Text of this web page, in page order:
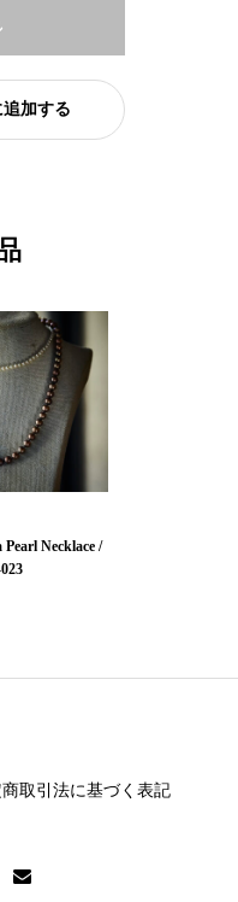
加する
Necklace /
取引法に基づく表記